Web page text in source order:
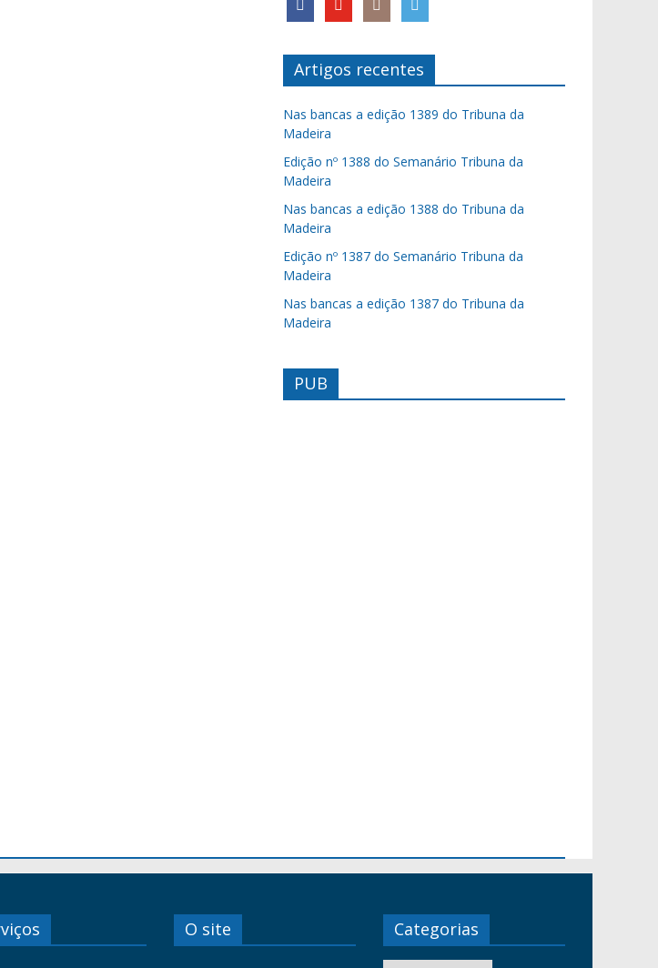
Artigos recentes
Nas bancas a edição 1389 do Tribuna da
Madeira
Edição nº 1388 do Semanário Tribuna da
Madeira
Nas bancas a edição 1388 do Tribuna da
Madeira
Edição nº 1387 do Semanário Tribuna da
Madeira
Nas bancas a edição 1387 do Tribuna da
Madeira
PUB
O site Categorias